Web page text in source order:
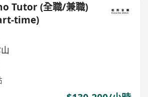
Tutor (全職/兼職)
time)